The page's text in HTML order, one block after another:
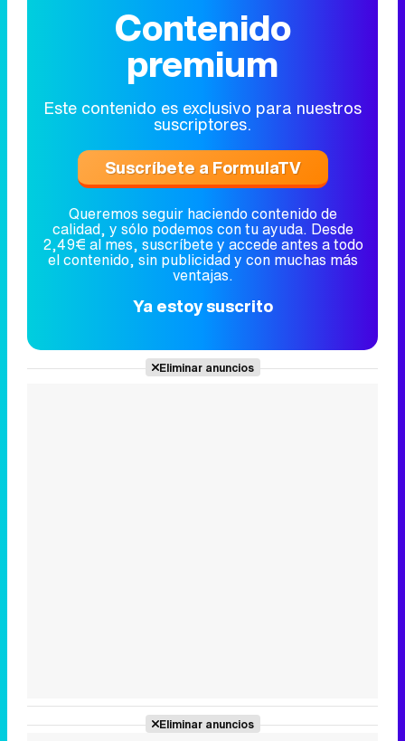
Contenido
premium
Este contenido es exclusivo para nuestros
suscriptores.
Suscríbete a FormulaTV
Queremos seguir haciendo contenido de
calidad, y sólo podemos con tu ayuda. Desde
2,49€ al mes, suscríbete y accede antes a todo
el contenido, sin publicidad y con muchas más
ventajas.
Ya estoy suscrito
Eliminar anuncios
Eliminar anuncios